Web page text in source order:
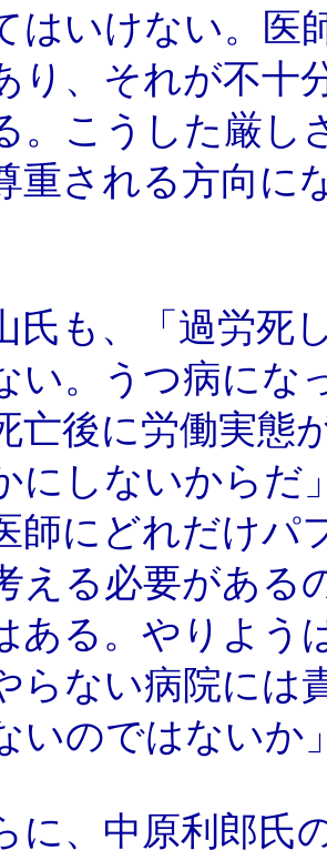
はいけない。医
り、それが不十
。こうした厳し
重される方向に
も、「過労死
い。うつ病にな
亡後に労働実態
にしないからだ
師にどれだけパ
える必要がある
ある。やりよう
らない病院には
いのではないか
、中原利郎氏